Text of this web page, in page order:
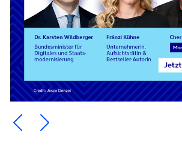
Ein Element zurück blättern
Ein Element weiter blättern